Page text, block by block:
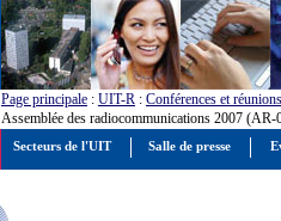
Page principale : UIT-R : Conférences et réunions
Assemblée des radiocommunications 2007 (AR-
Secteurs de l'UIT Salle de presse